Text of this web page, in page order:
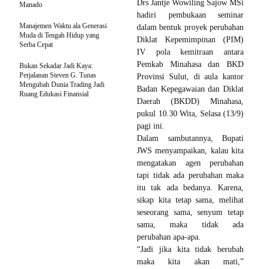
Drs Jantje Wowiling Sajow MSi
hadiri pembukaan seminar
dalam bentuk proyek perubahan
Diklat Kepemimpinan (PIM)
IV pola kemitraan antara
Pemkab Minahasa dan BKD
Provinsi Sulut, di aula kantor
Badan Kepegawaian dan Diklat
Daerah (BKDD) Minahasa,
pukul 10.30 Wita, Selasa (13/9)
pagi ini.
Dalam sambutannya, Bupati
JWS menyampaikan, kalau kita
mengatakan agen perubahan
tapi tidak ada perubahan maka
itu tak ada bedanya. Karena,
sikap kita tetap sama, melihat
seseorang sama, senyum tetap
sama, maka tidak ada
perubahan apa-apa.
“Jadi jika kita tidak berubah
maka kita akan mati,”
Manado
Manajemen Waktu ala Generasi
Muda di Tengah Hidup yang
Serba Cepat
Bukan Sekadar Jadi Kaya:
Perjalanan Steven G. Tunas
Mengubah Dunia Trading Jadi
Ruang Edukasi Finansial